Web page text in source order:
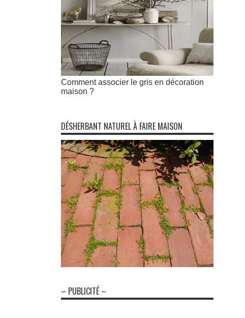
Comment associer le gris en décoration
maison ?
DÉSHERBANT NATUREL À FAIRE MAISON
– PUBLICITÉ –